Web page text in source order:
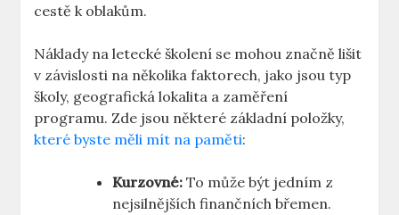
cestě k oblakům.
Náklady na letecké školení‌ se mohou značně ‌lišit
‍v závislosti na několika faktorech, jako⁣ jsou typ
školy, geografická⁣ lokalita a zaměření
programu. Zde‌ jsou⁣ některé základní položky,
které byste⁣ měli mít na paměti:
Kurzovné: To může být​ jedním z
nejsilnějších finančních břemen.